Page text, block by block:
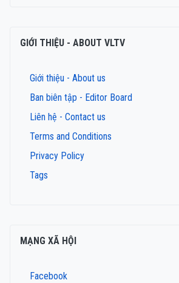
GIỚI THIỆU - ABOUT VLTV
Giới thiệu - About us
Ban biên tập - Editor Board
Liên hệ - Contact us
Terms and Conditions
Privacy Policy
Tags
MẠNG XÃ HỘI
Facebook